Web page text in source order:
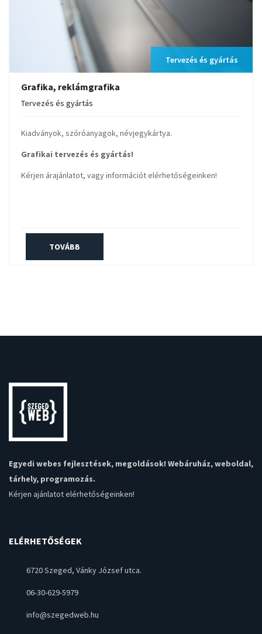
Tervezés és gyártás
Grafika, reklámgrafika
Tervezés és gyártás
Kiadványok, szóróanyagok, névjegykártya.
Grafikai tervezés és gyártás!
Kérjen árajánlatot, vagy információt elérhetőségeinken!
TOVÁBB
Egyedi webes fejlesztések, megoldások! Webáruház, weboldal,
tárhely, programozás.
Kérjen ajánlatotelérhetőségeinken!
ELÉRHETŐSÉGEK
6720 Szeged, Vánky József utca.
06-30-629-5979
info@szegedweb.hu